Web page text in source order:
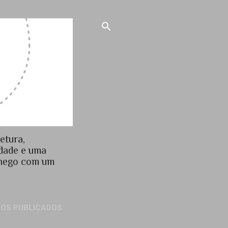
e uma
com um